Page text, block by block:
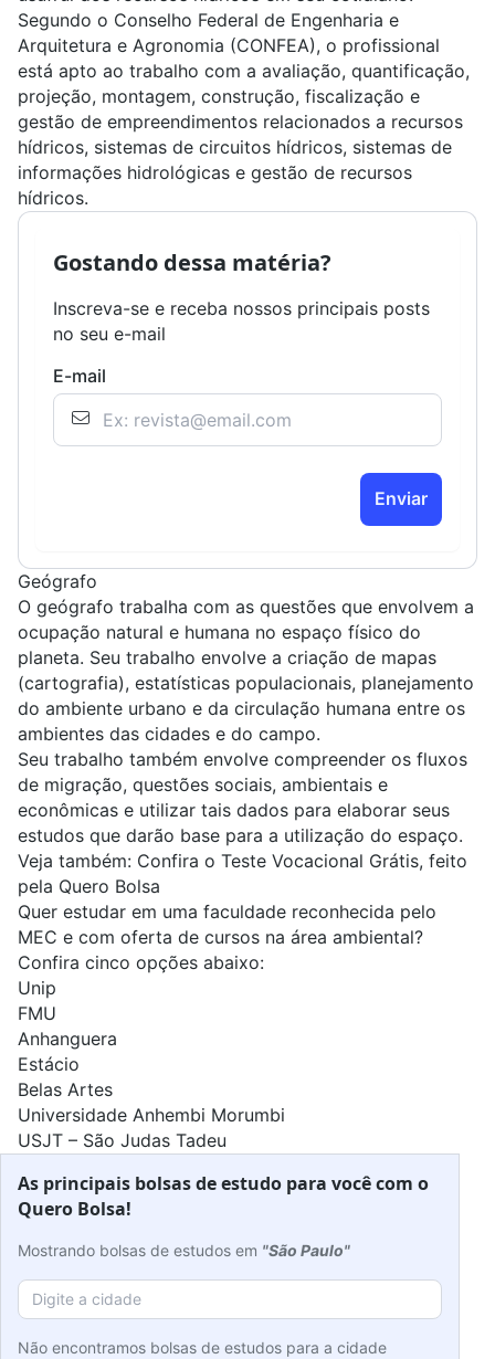
Segundo o Conselho Federal de Engenharia e
Arquitetura e Agronomia (CONFEA), o profissional
está apto ao trabalho com a avaliação, quantificação,
projeção, montagem, construção, fiscalização e
gestão de empreendimentos relacionados a recursos
hídricos, sistemas de circuitos hídricos, sistemas de
informações hidrológicas e gestão de recursos
hídricos.
Gostando dessa matéria?
Inscreva-se e receba nossos principais posts
no seu e-mail
E-mail
Enviar
Geógrafo
O geógrafo trabalha com as questões que envolvem a
ocupação natural e humana no espaço físico do
planeta. Seu trabalho envolve a criação de mapas
(cartografia), estatísticas populacionais, planejamento
do ambiente urbano e da circulação humana entre os
ambientes das cidades e do campo.
Seu trabalho também envolve compreender os fluxos
de migração, questões sociais, ambientais e
econômicas e utilizar tais dados para elaborar seus
estudos que darão base para a utilização do espaço.
Veja também: Confira o Teste Vocacional Grátis, feito
pela Quero Bolsa
Quer estudar em uma faculdade reconhecida pelo
MEC e com oferta de cursos na área ambiental?
Confira cinco opções abaixo:
Unip
FMU
Anhanguera
Estácio
Belas Artes
Universidade Anhembi Morumbi
USJT – São Judas Tadeu
As principais bolsas de estudo para você com o
Quero Bolsa!
Mostrando bolsas de estudos em "São Paulo"
Não encontramos bolsas de estudos para a cidade